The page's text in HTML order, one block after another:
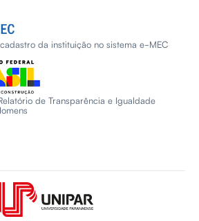
da instituição no sistema e-MEC
de Transparência e Igualdade